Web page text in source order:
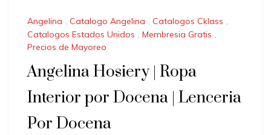
Angelina , Catalogo Angelina , Catalogos Cklass ,
Catalogos Estados Unidos , Membresia Gratis ,
Precios de Mayoreo
Angelina Hosiery | Ropa
Interior por Docena | Lenceria
Por Docena